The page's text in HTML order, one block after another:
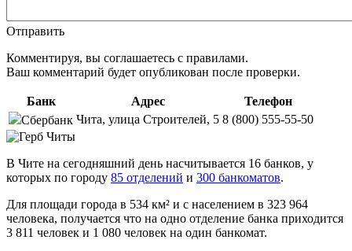
Отправить
Комментируя, вы соглашаетесь c правилами.
Ваш комментарий будет опубликован после проверки.
Банк Адрес
Телефон
Сбербанк Чита, улица Строителей, 5 8 (800) 555-55-50
В Чите на сегодняшний день насчитывается 16 банков, у
которых по городу 85 отделений и 300 банкоматов.
Для площади города в 534 км² и с населением в 323 964
человека, получается что на одно отделение банка приходится
3 811 человек и 1 080 человек на один банкомат.